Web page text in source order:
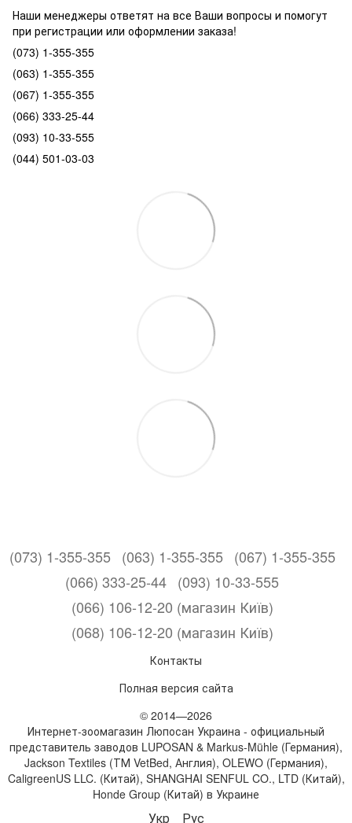
Наши менеджеры ответят на все Ваши вопросы и помогут
при регистрации или оформлении заказа!
(073) 1-355-355
(063) 1-355-355
(067) 1-355-355
(066) 333-25-44
(093) 10-33-555
(044) 501-03-03
(073) 1-355-355 (063) 1-355-355 (067) 1-355-355
(066) 333-25-44 (093) 10-33-555
(066) 106-12-20 (магазин Київ)
(068) 106-12-20 (магазин Київ)
Контакты
Полная версия сайта
© 2014—2026
Интернет-зоомагазин Люпосан Украина - официальный
представитель заводов LUPOSAN & Markus-Mühle (Германия),
Jackson Textiles (ТМ VetBed, Англия), OLEWO (Германия),
CaligreenUS LLC. (Китай), SHANGHAI SENFUL CO., LTD (Китай),
Honde Group (Китай) в Украине
Укр Рус